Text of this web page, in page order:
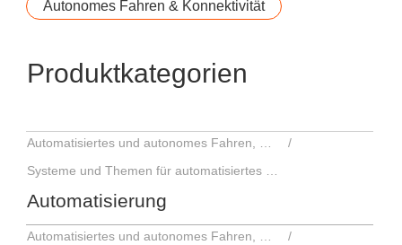
Autonomes Fahren & Konnektivität
Produktkategorien
Automatisierung